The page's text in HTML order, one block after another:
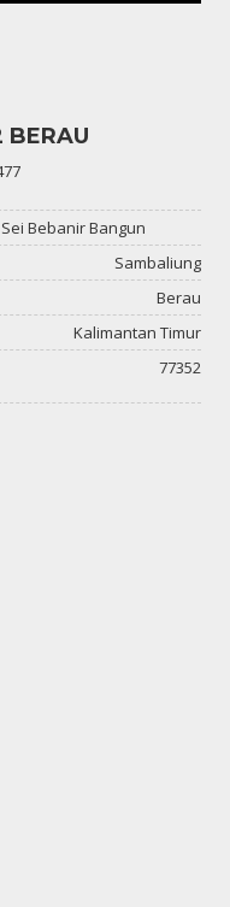
BERAU
Sei Bebanir Bangun
Sambaliung
Berau
Kalimantan Timur
77352